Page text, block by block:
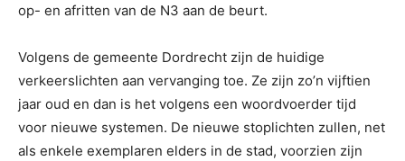
op- en afritten van de N3 aan de beurt.
Volgens de gemeente Dordrecht zijn de huidige
verkeerslichten aan vervanging toe. Ze zijn zo’n vijftien
jaar oud en dan is het volgens een woordvoerder tijd
voor nieuwe systemen. De nieuwe stoplichten zullen, net
als enkele exemplaren elders in de stad, voorzien zijn